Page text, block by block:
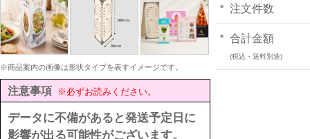
※商品案内の画像は形状タイプを表すイメージです。
注意事項 ※必ずお読みください。
データに不備があると発送予定日に
影響が出る可能性がございます。
注文件数
合計金額
(税込・送料別途)